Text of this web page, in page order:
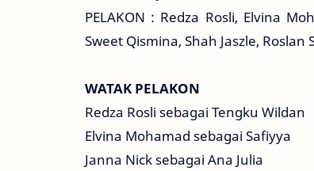
PELAKON : Redza Rosli, Elvina
Sweet Qismina, Shah Jaszle,
WATAK PELAKON
Redza Rosli sebagai Tengku Wildan
Elvina Mohamad sebagai Safiyya
Janna Nick sebagai Ana Julia